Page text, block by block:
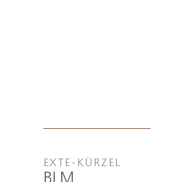
EXTE-KÜRZEL
BLM